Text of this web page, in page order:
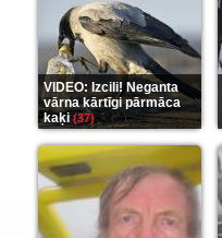
VIDEO: Izcili! Neganta
vārna kārtīgi pārmāca
kaķi(37)